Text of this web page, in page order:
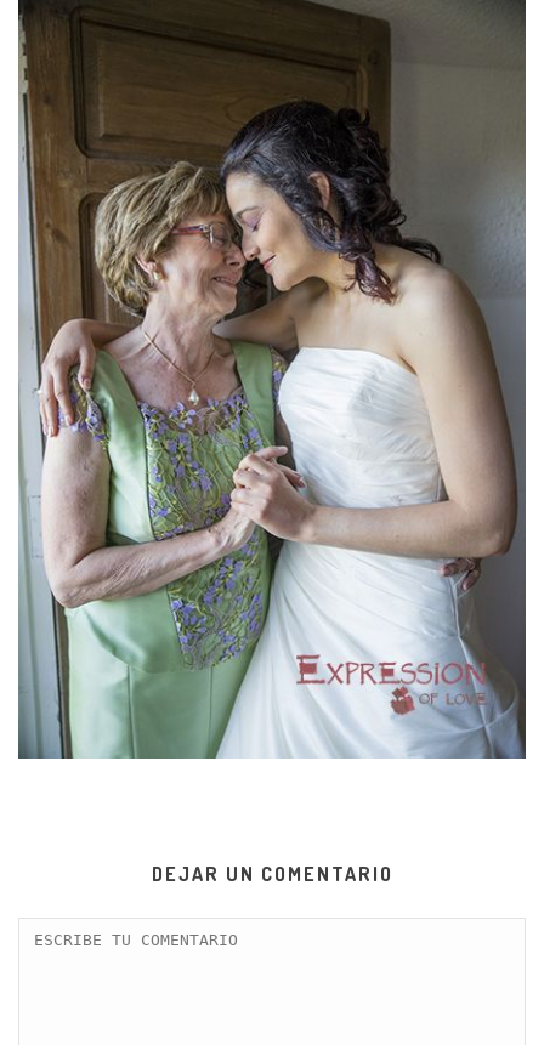
DEJAR UN COMENTARIO